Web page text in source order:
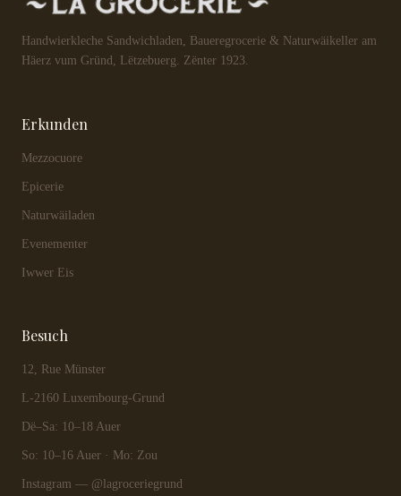
Handwierkleche Sandwichladen, Baueregrocerie & Naturwäikeller am
Häerz vum Gründ, Lëtzebuerg. Zënter 1923.
Erkunden
Mezzocuore
Epicerie
Naturwäiladen
Evenementer
Iwwer Eis
Besuch
12, Rue Münster
L-2160 Luxembourg-Grund
Dë–Sa: 10–18 Auer
So: 10–16 Auer · Mo: Zou
Instagram — @lagroceriegrund